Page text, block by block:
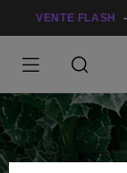
VENTE FLASH